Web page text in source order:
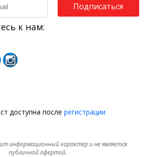
Подписаться
к нам:
доступна после регистрации
информационный характер и не является
публичной офертой.